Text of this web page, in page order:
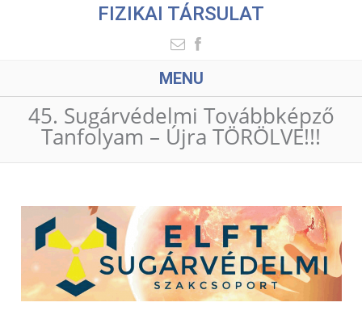
FIZIKAI TÁRSULAT
MENU
45. Sugárvédelmi Továbbképző
Tanfolyam – Újra TÖRÖLVE!!!